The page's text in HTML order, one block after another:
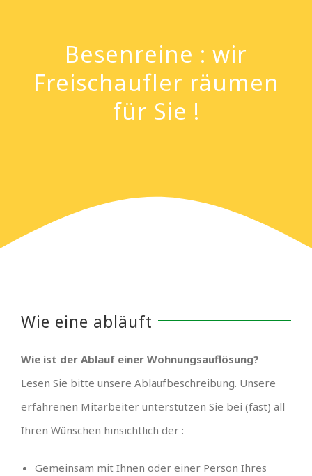
Besenreine : wir
Freischaufler räumen
für Sie !
Wie eine abläuft
Wie ist der Ablauf einer Wohnungsauflösung?
Lesen Sie bitte unsere Ablaufbeschreibung. Unsere
erfahrenen Mitarbeiter unterstützen Sie bei (fast) all
Ihren Wünschen hinsichtlich der :
Gemeinsam mit Ihnen oder einer Person Ihres